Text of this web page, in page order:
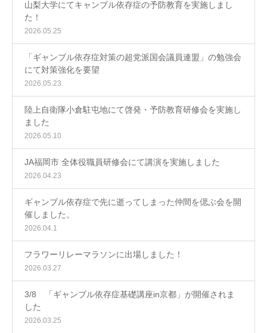
山梨大学にてキャンブル依存症の予防教育を実施しまし
た！
2026.05.25
「ギャンブル依存症対策の超党派国会議員連盟」の勉強会
にて対策強化を要望
2026.05.23
陸上自衛隊小倉駐屯地にて啓発・予防教育研修会を実施し
ました
2026.05.10
JA福岡市 全体役職員研修会にて講演を実施しました
2026.04.23
ギャンブル依存症で先に逝ってしまった仲間を偲ぶ会を開
催しました。
2026.04.1
フラワーリレーマラソンに出場しました！
2026.03.27
3/8 「ギャンブル依存症基礎講座in京都」が開催されま
した
2026.03.25